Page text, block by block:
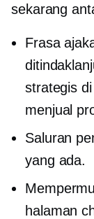
sekarang
Frasa
strategis
menjual
Saluran
yang ada.
halaman